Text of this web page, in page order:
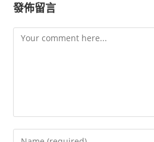
發佈留言
Comment
Enter